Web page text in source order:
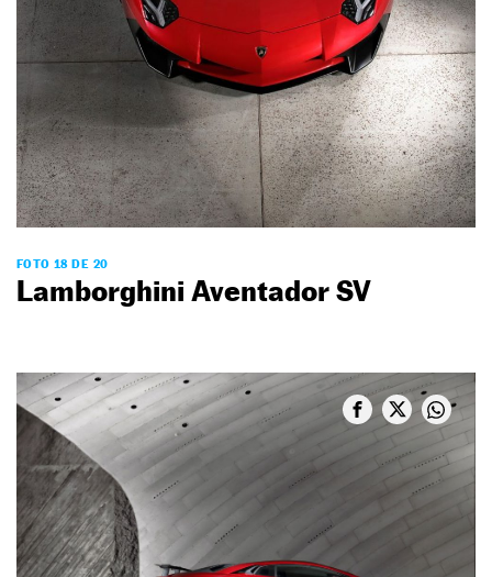
FOTO 18 DE 20
Lamborghini Aventador SV